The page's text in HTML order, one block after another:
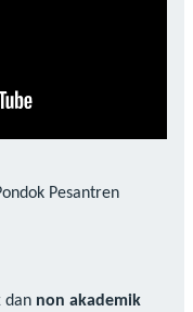
Pesantren
dannon akademik